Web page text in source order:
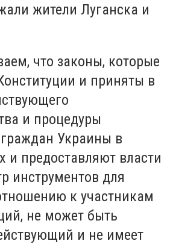
жители Луганска и
что законы, которые
и приняты в
и процедуры
Украины в
и предоставляют власти
инструментов для
к участникам
не может быть
и не имеет